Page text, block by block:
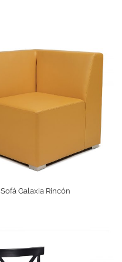
Sofá Galaxia Rincón